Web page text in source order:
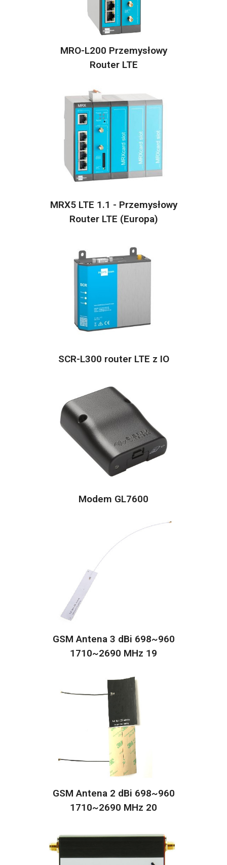
MRO-L200 Przemysłowy
Router LTE
MRX5 LTE 1.1 - Przemysłowy
Router LTE (Europa)
SCR-L300 router LTE z IO
Modem GL7600
GSM Antena 3 dBi 698~960
1710~2690 MHz 19
GSM Antena 2 dBi 698~960
1710~2690 MHz 20